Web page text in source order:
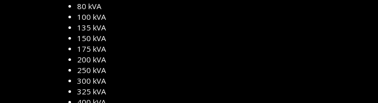
80 kVA
100 kVA
135 kVA
150 kVA
175 kVA
200 kVA
250 kVA
300 kVA
325 kVA